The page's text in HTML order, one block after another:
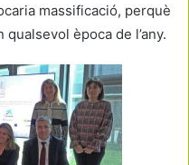
massificació, perquè
època de l’any.